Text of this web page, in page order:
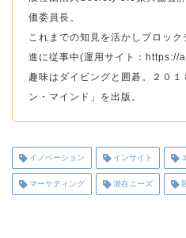
価委員長。
これまでの知見を活かしブロッ
進に従事中(運用サイト：https://
趣味はダイビングと囲碁。２０
ン・マインド」を出版。
イノベーション インサイト
マーケティング 潜在ニーズ